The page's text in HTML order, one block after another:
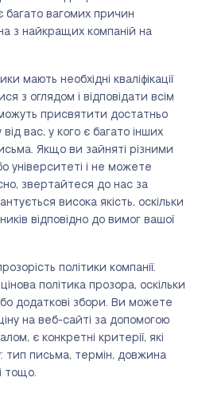
багато вагомих причин
з найкращих компаній на
мають необхідні кваліфікації
з оглядом і відповідати всім
присвятити достатньо
від вас, у кого є багато інших
Якщо ви зайняті різними
університеті і не можете
звертайтеся до нас за
висока якість, оскільки
відповідно до вимог вашої
політики компанії.
політика прозора, оскільки
додаткові збори. Ви можете
на веб-сайті за допомогою
є конкретні критерії, які
тип письма, термін, довжина
тощо.